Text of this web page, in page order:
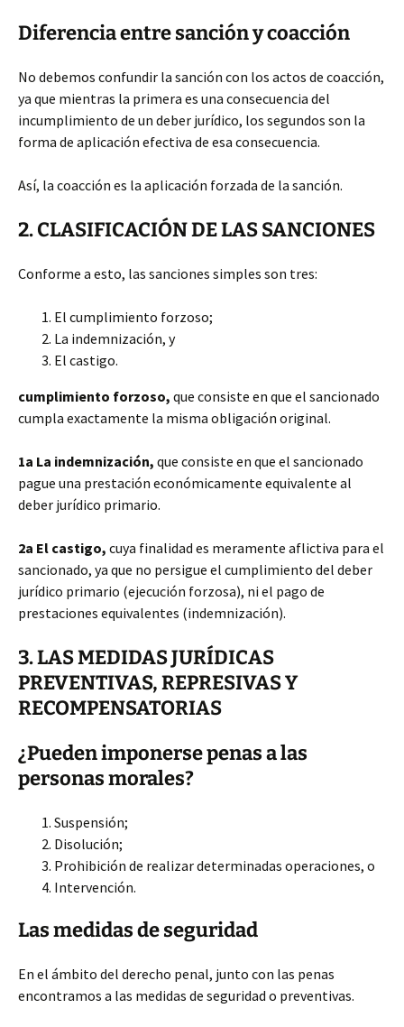
Diferencia entre sanción y coacción
No debemos confundir la sanción con los actos de coacción,
ya que mientras la primera es una consecuencia del
incumplimiento de un deber jurídico, los segundos son la
forma de aplicación efectiva de esa consecuencia.
Así, la coacción es la aplicación forzada de la sanción.
2. CLASIFICACIÓN DE LAS SANCIONES
Conforme a esto, las sanciones simples son tres:
El cumplimiento forzoso;
La indemnización, y
El castigo.
cumplimiento forzoso, que consiste en que el sancionado
cumpla exactamente la misma obligación original.
1a La indemnización, que consiste en que el sancionado
pague una prestación económicamente equivalente al
deber jurídico primario.
2a El castigo, cuya finalidad es meramente aflictiva para el
sancionado, ya que no persigue el cumplimiento del deber
jurídico primario (ejecución forzosa), ni el pago de
prestaciones equivalentes (indemnización).
3. LAS MEDIDAS JURÍDICAS
PREVENTIVAS, REPRESIVAS Y
RECOMPENSATORIAS
¿Pueden imponerse penas a las
personas morales?
Suspensión;
Disolución;
Prohibición de realizar determinadas operaciones, o
Intervención.
Las medidas de seguridad
En el ámbito del derecho penal, junto con las penas
encontramos a las medidas de seguridad o preventivas.